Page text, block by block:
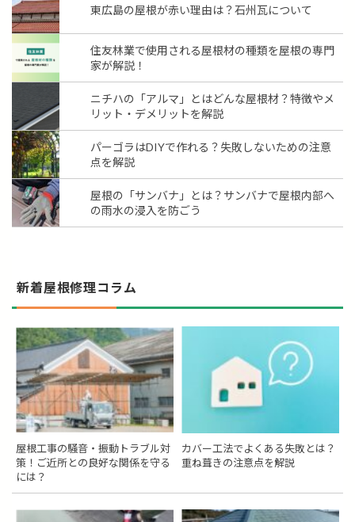
東広島の屋根が赤い理由は？石州瓦について
住友林業で使用される屋根材の種類を屋根の専門
家が解説！
ニチハの「アルマ」とはどんな屋根材？特徴やメ
リット・デメリットを解説
パーゴラはDIYで作れる？失敗しないための注意
点を解説
屋根の「サンバナ」とは？サンバナで屋根内部へ
の雨水の浸入を防ごう
新着屋根修理コラム
屋根工事の騒音・振動トラブル対
策！ご近所との良好な関係を守る
には？
カバー工法でよくある失敗とは？
重ね葺きの注意点を解説